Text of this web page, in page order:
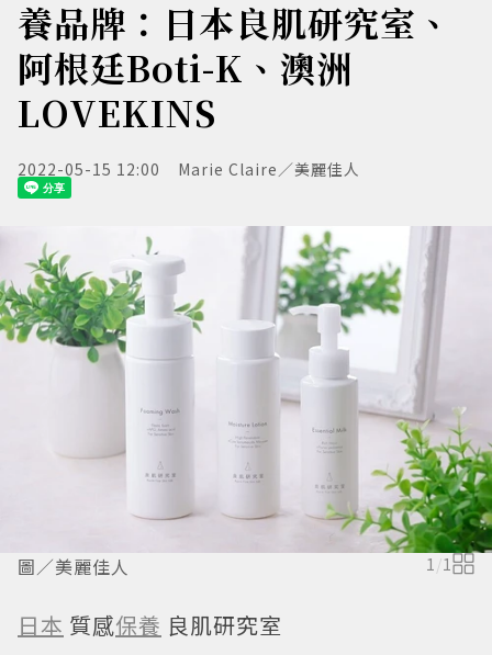
養品牌：日本良肌研究室、
阿根廷Boti-K、澳洲
LOVEKINS
2022-05-15 12:00 Marie Claire／美麗佳人
圖／美麗佳人 1/1
日本 質感保養 良肌研究室